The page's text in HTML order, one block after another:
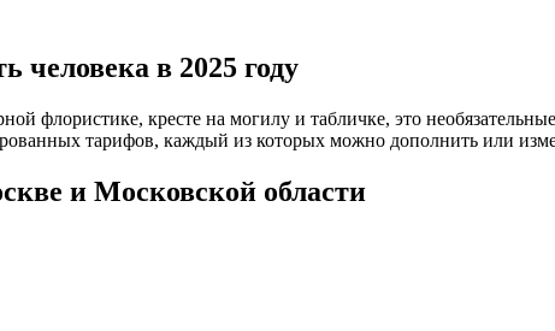
человека в 2025 году
флористике, кресте на могилу и табличке, это
тарифов, каждый из которых можно дополнить или
и Московской области